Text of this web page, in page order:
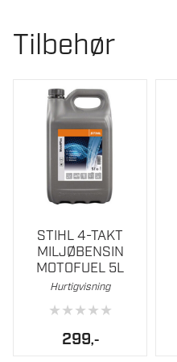
Tilbehør
STIHL 4-TAKT
MILJØBENSIN
MOTOFUEL 5L
Hurtigvisning
★★★★★
299,-